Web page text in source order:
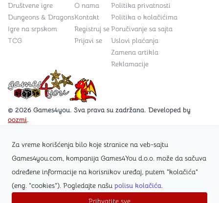
Za vreme korišćenja bilo koje stranice na veb-sajtu
Games4you.com, kompanija Games4You d.o.o. može da sačuva
određene informacije na korisnikov uređaj, putem "kolačića"
(eng. "cookies"). Pogledajte našu polisu kolačića.
Prihvatite sve
Games4you logo
© 2026 Games4you. Sva prava su zadržana. Developed by
oozmi.
Posetite Facebook stranicu /Games4you.rs
Zapratite Instagram profil @games4yours
Društvene igre
Dungeons & Dragons
Igre na srpskom
TCG
O nama
Kontakt
Registruj se
Prijavi se
Politika privatnosti
Politika o kolačićima
Poručivanje sa sajta
Uslovi plaćanja
Zamena artikla
Reklamacije